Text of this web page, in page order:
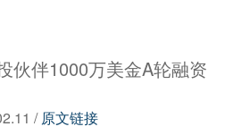
伙伴1000万美金A轮融资
/原文链接